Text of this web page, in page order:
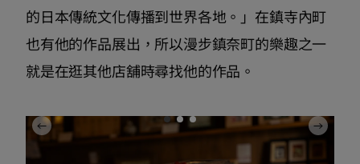
的日本傳統文化傳播到世界各地。」在鎮寺內町
也有他的作品展出，所以漫步鎮奈町的樂趣之一
就是在逛其他店舖時尋找他的作品。